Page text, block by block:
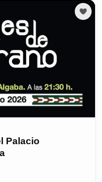
Palacio